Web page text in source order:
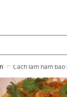
/ Cách làm nấm bào